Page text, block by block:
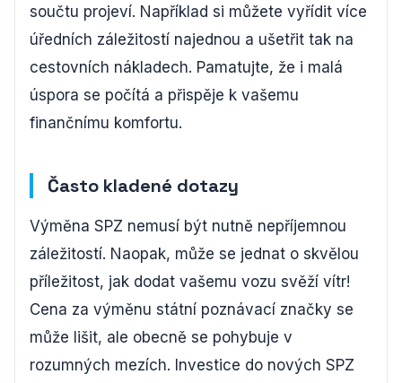
součtu projeví. Například si můžete vyřídit více
úředních záležitostí najednou a ušetřit tak na
cestovních nákladech. Pamatujte, že i malá
úspora se počítá a přispěje k vašemu
finančnímu komfortu.
Často kladené dotazy
Výměna SPZ nemusí být nutně nepříjemnou
záležitostí. Naopak, může se jednat o skvělou
příležitost, jak dodat vašemu vozu svěží vítr!
Cena za výměnu státní poznávací značky se
může lišit, ale obecně se pohybuje v
rozumných mezích. Investice do nových SPZ